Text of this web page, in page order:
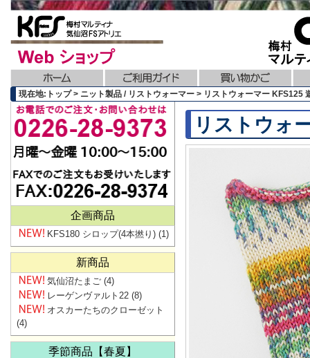
現在地:トップ > ニット製品 / リストウォーマー > リストウォーマー KFS125
リストウォ
企画商品
KFS180 シロップ(4本撚り) (1)
新商品
気仙沼たまご (4)
レーゲンヴァルト22 (8)
オスカーたちのクローゼット
(4)
季節商品【春夏】